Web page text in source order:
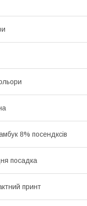
8% посендксів
посадка
принт